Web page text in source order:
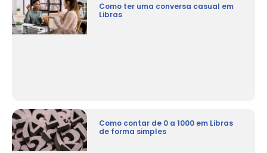
Como ter uma conversa casual em
Libras
Como contar de 0 a 1000 em Libras
de forma simples